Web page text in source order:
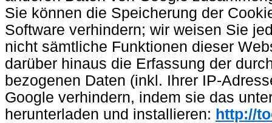
Sie können die Speicherung der
Software verhindern; wir weisen Sie
nicht sämtliche Funktionen dieser
darüber hinaus die Erfassung der
bezogenen Daten (inkl. Ihrer IP-
Google verhindern, indem sie das
herunterladen und installieren: http://